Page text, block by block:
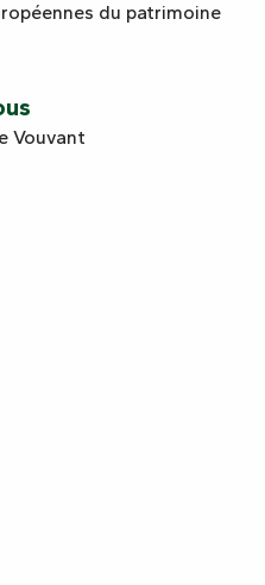
du patrimoine
Vouvant